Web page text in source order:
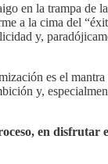
en la trampa de
a la cima del
y,
es el
y,
en disfrutar